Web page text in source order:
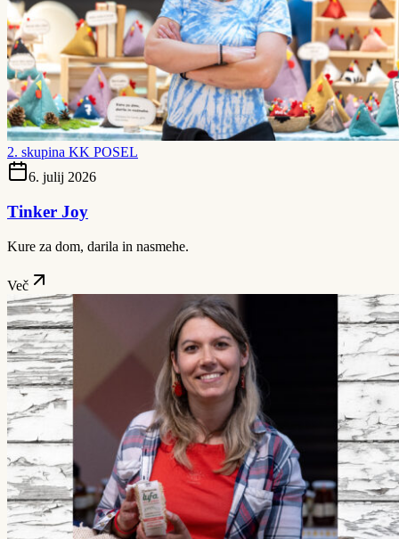
2. skupina KK POSEL
6. julij 2026
Tinker Joy
Kure za dom, darila in nasmehe.
Več